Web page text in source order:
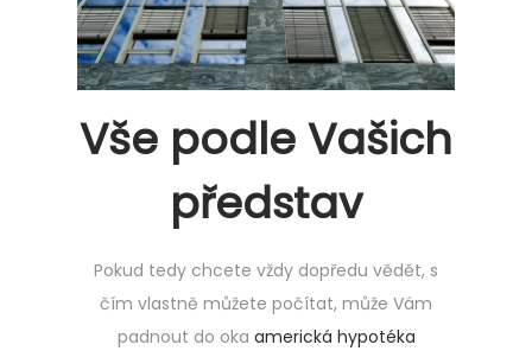
Vše podle Vašich
představ
Pokud tedy chcete vždy dopředu vědět, s
čím vlastně můžete počítat, může Vám
padnout do oka americká hypotéka